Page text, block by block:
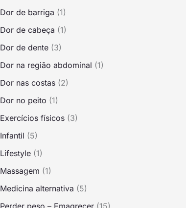
Dor de barriga (1)
Dor de cabeça (1)
Dor de dente (3)
Dor na região abdominal (1)
Dor nas costas (2)
Dor no peito (1)
Exercícios físicos (3)
Infantil (5)
Lifestyle (1)
Massagem (1)
Medicina alternativa (5)
Perder peso – Emagrecer (15)